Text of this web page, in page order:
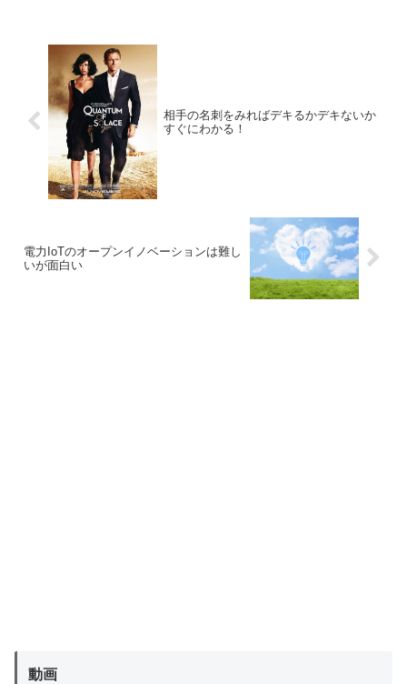
相手の名刺をみればデキるかデキないか
すぐにわかる！
電力IoTのオープンイノベーションは難し
いが面白い
動画